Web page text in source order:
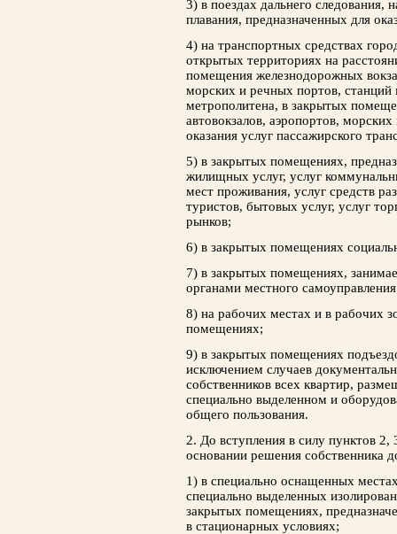
3) в поездах дальнего следования,
плавания, предназначенных для
4) на транспортных средствах
открытых территориях на
помещения железнодорожных
морских и речных портов, станций
метрополитена, в закрытых
автовокзалов, аэропортов,
оказания услуг пассажирского
5) в закрытых помещениях,
жилищных услуг, услуг
мест проживания, услуг средств
туристов, бытовых услуг, услуг
рынков;
6) в закрытых помещениях
7) в закрытых помещениях,
органами местного
8) на рабочих местах и в рабочих
помещениях;
9) в закрытых помещениях
исключением случаев
собственников всех квартир,
специально выделенном и
общего пользования.
2. До вступления в силу пунктов
основании решения собственника
1) в специально оснащенных
специально выделенных
закрытых помещениях,
в стационарных условиях;